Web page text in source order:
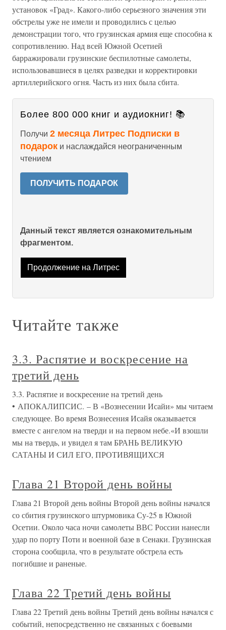
установок «Град». Какого-либо серьезного значения эти
обстрелы уже не имели и проводились с целью
демонстрации того, что грузинская армия еще способна к
сопротивлению. Над всей Южной Осетией
барражировали грузинские беспилотные самолеты,
использовавшиеся в целях разведки и корректировки
артиллерийского огня. Часть из них была сбита.
Более 800 000 книг и аудиокниг! 📚
Получи 2 месяца Литрес Подписки в
подарок и наслаждайся неограниченным
чтением
ПОЛУЧИТЬ ПОДАРОК
Данный текст является ознакомительным
фрагментом.
Продолжение на Литрес
Читайте также
3.3. Распятие и воскресение на
третий день
3.3. Распятие и воскресение на третий день
• АПОКАЛИПСИС. – В «Вознесении Исайи» мы читаем
следующее. Во время Вознесения Исайя оказывается
вместе с ангелом на тверди и на первом небе.«И взошли
мы на твердь, и увидел я там БРАНЬ ВЕЛИКУЮ
САТАНЫ И СИЛ ЕГО, ПРОТИВЯЩИХСЯ
Глава 21 Второй день войны
Глава 21 Второй день войны Второй день войны начался
со сбития грузинского штурмовика Су-25 в Южной
Осетии. Около часа ночи самолеты ВВС России нанесли
удар по порту Поти и военной базе в Сенаки. Грузинская
сторона сообщила, что в результате обстрела есть
погибшие и раненые.
Глава 22 Третий день войны
Глава 22 Третий день войны Третий день войны начался с
событий, непосредственно не связанных с боевыми